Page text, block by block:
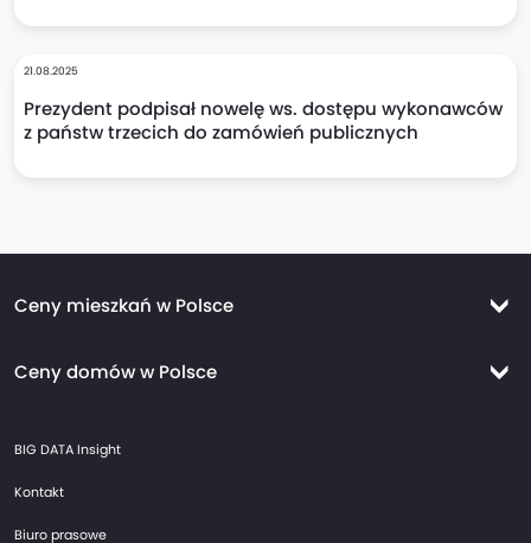
21.08.2025
Prezydent podpisał nowelę ws. dostępu wykonawców
z państw trzecich do zamówień publicznych
Ceny mieszkań w Polsce
Ceny mieszkań Kraków
Ceny domów w Polsce
Ceny domów Kraków
Ceny domów Wrocław
BIG DATA Insight
Kontakt
Biuro prasowe